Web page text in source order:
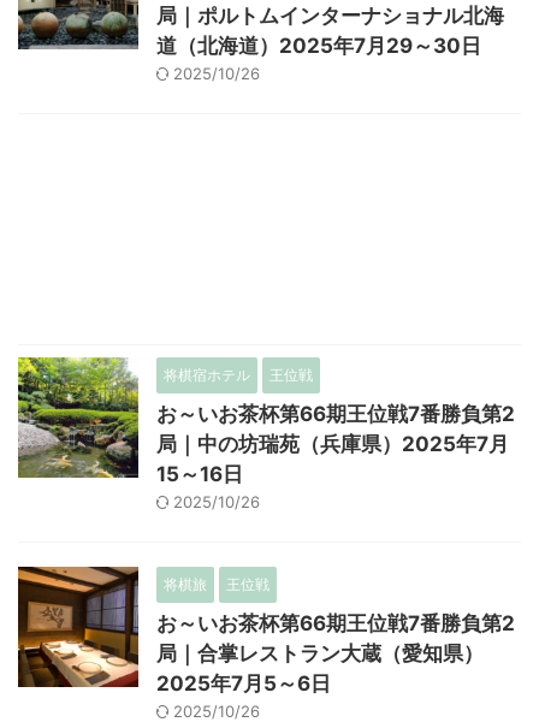
局｜ポルトムインターナショナル北海
道（北海道）2025年7月29～30日
2025/10/26
将棋宿ホテル 王位戦
お～いお茶杯第66期王位戦7番勝負第2
局｜中の坊瑞苑（兵庫県）2025年7月
15～16日
2025/10/26
将棋旅 王位戦
お～いお茶杯第66期王位戦7番勝負第2
局｜合掌レストラン大蔵（愛知県）
2025年7月5～6日
2025/10/26